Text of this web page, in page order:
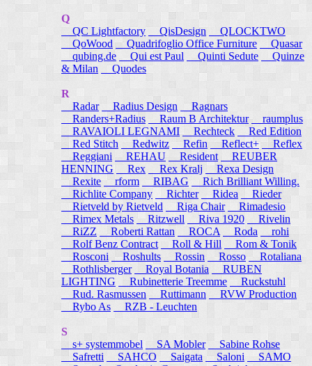
Q
QC Lightfactory
QisDesign
QLOCKTWO
QoWood Quadrifoglio Office Furniture
Quasar
qubing.de
Qui est Paul Quinti Sedute
Quinze
& Milan
Quodes
R
Radar
Radius Design
Ragnars
Randers+Radius
Raum B Architektur raumplus
RAVAIOLI LEGNAMI
Rechteck
Red Edition
Red Stitch
Redwitz Refin Reflect+
Reflex
Reggiani
REHAU Resident
REUBER
HENNING
Rex Rex Kralj
Rexa Design
Rexite
rform RIBAG
Rich Brilliant Willing.
Richlite Company
Richter Ridea
Rieder
Rietveld by Rietveld
Riga Chair
Rimadesio
Rimex Metals
Ritzwell Riva 1920
Rivelin
RiZZ
Roberti Rattan ROCA Roda
rohi
Rolf Benz Contract
Roll & Hill
Rom & Tonik
Rosconi Roshults Rossin Rosso
Rotaliana
Rothlisberger
Royal Botania
RUBEN
LIGHTING
Rubinetterie Treemme
Ruckstuhl
Rud. Rasmussen
Ruttimann
RVW Production
Rybo As
RZB - Leuchten
S
s+ systemmobel
SA Mobler
Sabine Rohse
Safretti
SAHCO Saigata Saloni
SAMO